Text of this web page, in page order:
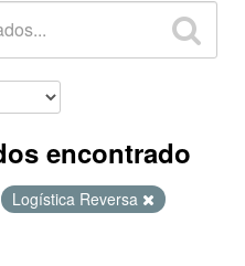
encontrado
Logística Reversa